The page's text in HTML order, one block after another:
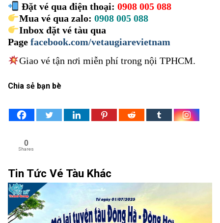
Đặt vé qua điện thoại: 0908 005 088
Mua vé qua zalo: 0908 005 088
Inbox đặt vé tàu qua
Page facebook.com/vetaugiarevietnam
Giao vé tận nơi miễn phí trong nội TPHCM.
Chia sẻ bạn bè
0
Shares
Tin Tức Vé Tàu Khác